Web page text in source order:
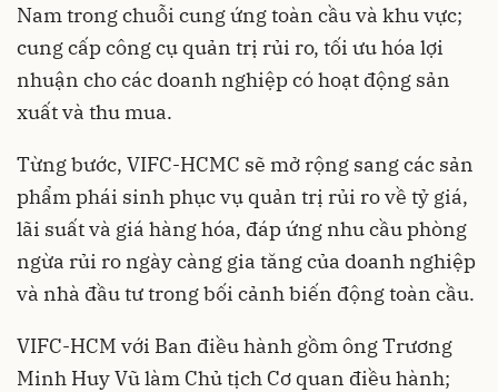
Nam trong chuỗi cung ứng toàn cầu và khu vực;
cung cấp công cụ quản trị rủi ro, tối ưu hóa lợi
nhuận cho các doanh nghiệp có hoạt động sản
xuất và thu mua.
Từng bước, VIFC-HCMC sẽ mở rộng sang các sản
phẩm phái sinh phục vụ quản trị rủi ro về tỷ giá,
lãi suất và giá hàng hóa, đáp ứng nhu cầu phòng
ngừa rủi ro ngày càng gia tăng của doanh nghiệp
và nhà đầu tư trong bối cảnh biến động toàn cầu.
VIFC-HCM với Ban điều hành gồm ông Trương
Minh Huy Vũ làm Chủ tịch Cơ quan điều hành;